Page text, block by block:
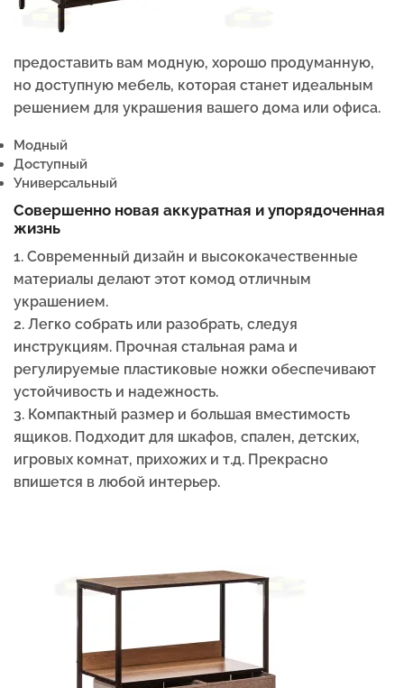
предоставить вам модную, хорошо продуманную,
но доступную мебель, которая станет идеальным
решением для украшения вашего дома или офиса.
Модный
Доступный
Универсальный
Совершенно новая аккуратная и упорядоченная
жизнь
1. Современный дизайн и высококачественные
материалы делают этот комод отличным
украшением.
2. Легко собрать или разобрать, следуя
инструкциям. Прочная стальная рама и
регулируемые пластиковые ножки обеспечивают
устойчивость и надежность.
3. Компактный размер и большая вместимость
ящиков. Подходит для шкафов, спален, детских,
игровых комнат, прихожих и т.д. Прекрасно
впишется в любой интерьер.